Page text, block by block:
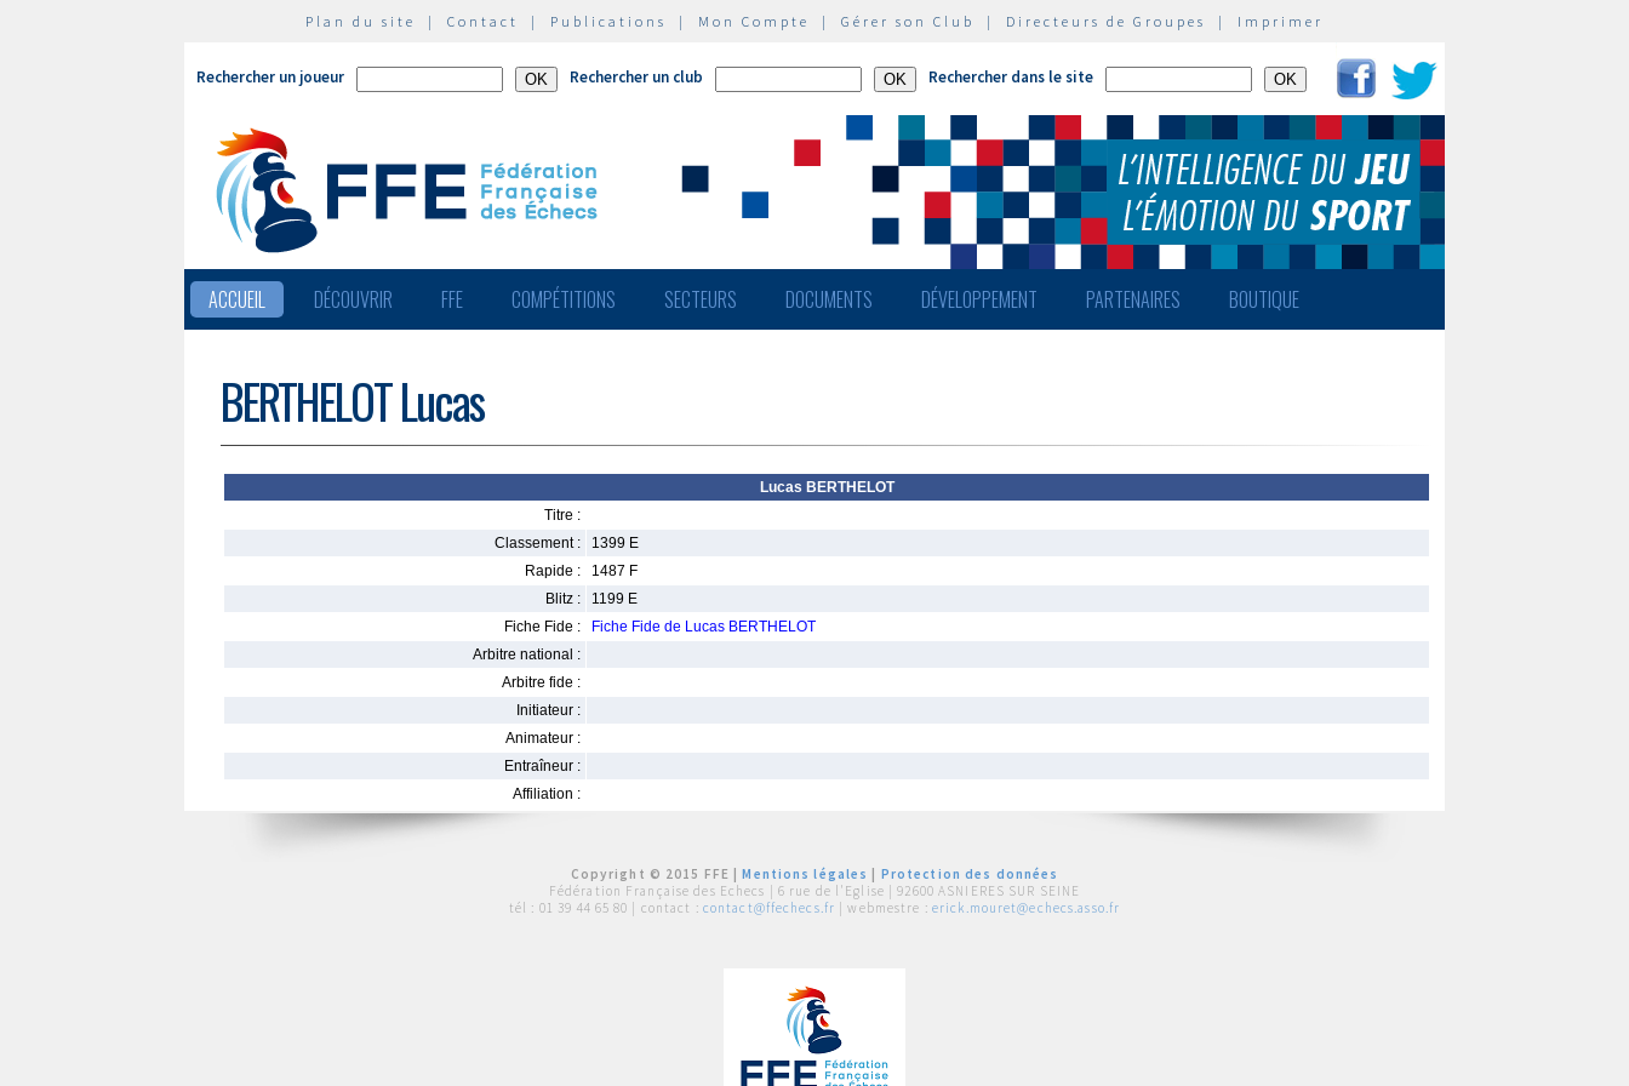
Plan du site | Contact | Publications | Mon Compte | Gérer son Club | Directeurs de Groupes | Imprimer
Rechercher un joueur Rechercher un club Rechercher dans le site
ACCUEIL DÉCOUVRIR FFE COMPÉTITIONS SECTEURS DOCUMENTS DÉVELOPPEMENT PARTENAIRES BOUTIQUE
BERTHELOT Lucas
Lucas BERTHELOT
Titre :
Classement :
1399 E
Rapide :
1487 F
Blitz :
1199 E
Fiche Fide :
Fiche Fide de Lucas BERTHELOT
Arbitre national :
Arbitre fide :
Initiateur :
Animateur :
Entraîneur :
Affiliation :
Copyright © 2015 FFE |Mentions légales
Protection des données
Fédération Française des Echecs | 6 rue de l'Eglise | 92600 ASNIERES SUR SEINE
tél : 01 39 44 65 80 | contact : contact@ffechecs.fr | webmestre : erick.mouret@echecs.asso.fr